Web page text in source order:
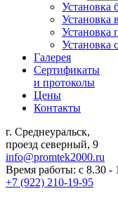
Установка
Установка
Установка
Установка
Галерея
Сертификаты
и протоколы
Цены
Контакты
г. Среднеуральск,
проезд северный, 9
info@promtek2000.ru
Время работы: с 8.30 -
+7 (922) 210-19-95